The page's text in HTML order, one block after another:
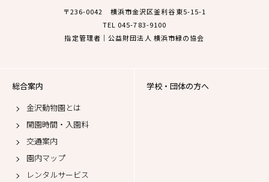
〒236-0042 横浜市金沢区釜利谷東5-15-1
TEL 045-783-9100
指定管理者｜公益財団法人 横浜市緑の協会
総合案内
金沢動物園とは
開園時間・入園料
交通案内
園内マップ
レンタルサービス
学校・団体の方へ